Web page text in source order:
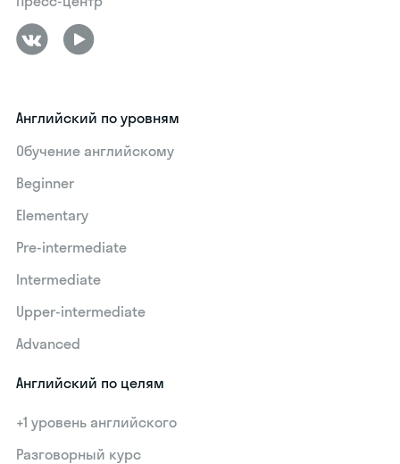
Английский по уровням
Обучение английскому
Beginner
Elementary
Pre-intermediate
Intermediate
Upper-intermediate
Advanced
Английский по целям
+1 уровень английского
Разговорный курс